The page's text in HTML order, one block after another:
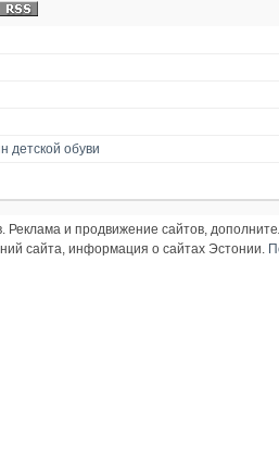
детской обуви
Реклама и продвижение сайтов,
сайта, информация о сайтах Эстонии.